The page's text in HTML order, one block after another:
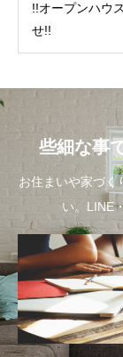
!!オープンハウ
せ!!
些細な事
お住まいや家づく
い。LINE